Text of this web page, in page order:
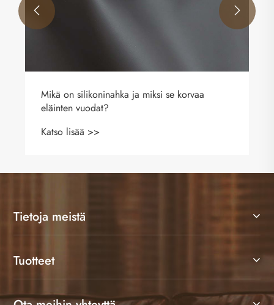
 
Tietoja meistä
Tuotteet